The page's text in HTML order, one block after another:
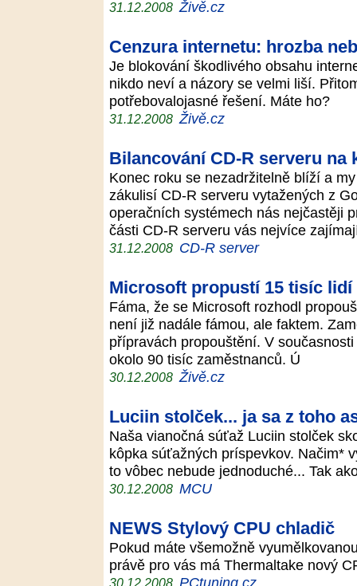
31.12.2008 Živě.cz
Cenzura internetu: hrozba
Je blokování škodlivého obsahu
nikdo neví a názory se velmi liší.
potřebovalojasné řešení. Máte ho?
31.12.2008 Živě.cz
Bilancování CD-R serveru na
Konec roku se nezadržitelně blíží a
zákulisí CD-R serveru vytažených z
operačních systémech nás nejčastěji
části CD-R serveru vás nejvíce
31.12.2008 CD-R server
Microsoft propustí 15 tisíc lidí
Fáma, že se Microsoft rozhodl
není již nadále fámou, ale faktem.
přípravách propouštění. V
okolo 90 tisíc zaměstnanců. Ú
30.12.2008 Živě.cz
Luciin stolček... ja sa z toho
Naša vianočná súťaž Luciin stolček
kôpka súťažných príspevkov. Načim*
to vôbec nebude jednoduché... Tak
30.12.2008 MCU
NEWS Stylový CPU chladič
Pokud máte všemožně
právě pro vás má Thermaltake nový
30.12.2008 PCtuning.cz